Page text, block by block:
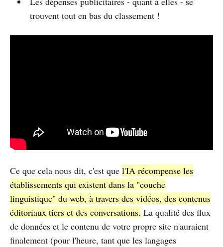
trouvent tout en bas du classement !
Ce que cela nous dit, c'est que l'IA récompense les
établissements qui existent dans la "couche
linguistique" du web, à travers des vidéos, des contenus
éditoriaux tiers et des conversations. La qualité des flux
de données et le contenu de votre propre site n'auraient
finalement (pour l'heure, tant que les langages